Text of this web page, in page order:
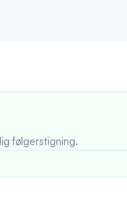
følgerstigning.